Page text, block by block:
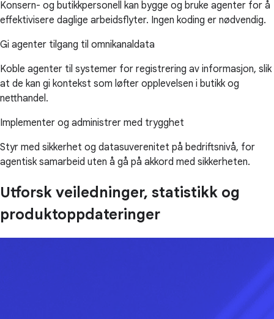
Konsern- og butikkpersonell kan bygge og bruke agenter for å
effektivisere daglige arbeidsflyter. Ingen koding er nødvendig.
Gi agenter tilgang til omnikanaldata
Koble agenter til systemer for registrering av informasjon, slik
at de kan gi kontekst som løfter opplevelsen i butikk og
netthandel.
Implementer og administrer med trygghet
Styr med sikkerhet og datasuverenitet på bedriftsnivå, for
agentisk samarbeid uten å gå på akkord med sikkerheten.
Utforsk veiledninger, statistikk og
produktoppdateringer